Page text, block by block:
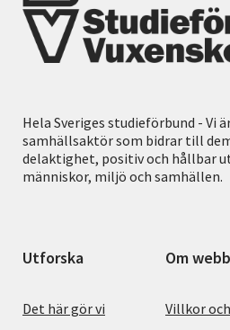
Hela Sveriges studieförbund - Vi
samhällsaktör som bidrar till
delaktighet, positiv och hållbar
människor, miljö och samhällen.
Utforska
Det här gör vi
Om
Villkor